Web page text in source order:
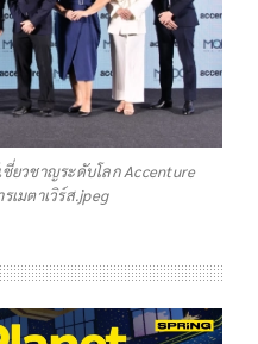
ยวชาญระดับโลก Accenture
เมตาเวิร์ส.jpeg